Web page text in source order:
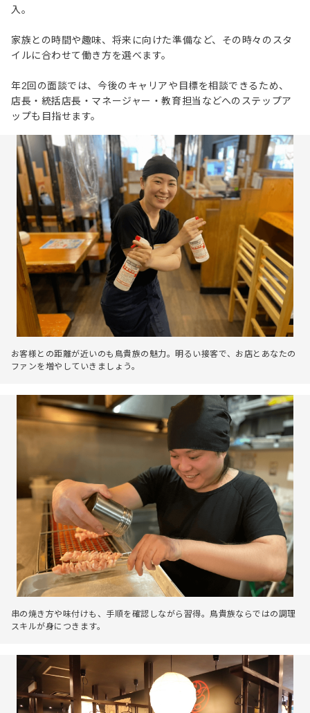
入。
家族との時間や趣味、将来に向けた準備など、その時々のスタ
イルに合わせて働き方を選べます。
年2回の面談では、今後のキャリアや目標を相談できるため、
店長・統括店長・マネージャー・教育担当などへのステップア
ップも目指せます。
お客様との距離が近いのも鳥貴族の魅力。明るい接客で、お店とあなたの
ファンを増やしていきましょう。
串の焼き方や味付けも、手順を確認しながら習得。鳥貴族ならではの調理
スキルが身につきます。